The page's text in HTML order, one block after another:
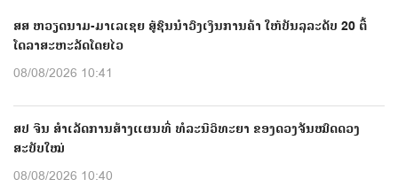
ສສ ຫວຽດນາມ-ມາເລເຊຍ ສູ້ຊົນນຳວົງເງິນການຄ້າ ໃຫ້ບັນລຸລະດັບ 20 ຕື້
ໂດລາສະຫະລັດໂດຍໄວ
08/08/2026 10:41
ສປ ຈີນ ສຳເລັດການສ້າງແຜນທີ່ ທໍລະນີວິທະຍາ ຂອງດວງຈັນໝົດດວງ
ສະບັບໃໝ່
08/08/2026 10:40